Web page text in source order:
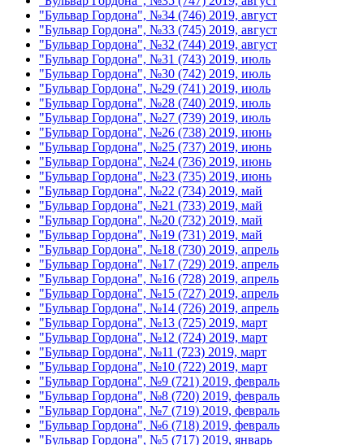
"Бульвар Гордона", №34 (746) 2019, август
"Бульвар Гордона", №33 (745) 2019, август
"Бульвар Гордона", №32 (744) 2019, август
"Бульвар Гордона", №31 (743) 2019, июль
"Бульвар Гордона", №30 (742) 2019, июль
"Бульвар Гордона", №29 (741) 2019, июль
"Бульвар Гордона", №28 (740) 2019, июль
"Бульвар Гордона", №27 (739) 2019, июль
"Бульвар Гордона", №26 (738) 2019, июнь
"Бульвар Гордона", №25 (737) 2019, июнь
"Бульвар Гордона", №24 (736) 2019, июнь
"Бульвар Гордона", №23 (735) 2019, июнь
"Бульвар Гордона", №22 (734) 2019, май
"Бульвар Гордона", №21 (733) 2019, май
"Бульвар Гордона", №20 (732) 2019, май
"Бульвар Гордона", №19 (731) 2019, май
"Бульвар Гордона", №18 (730) 2019, апрель
"Бульвар Гордона", №17 (729) 2019, апрель
"Бульвар Гордона", №16 (728) 2019, апрель
"Бульвар Гордона", №15 (727) 2019, апрель
"Бульвар Гордона", №14 (726) 2019, апрель
"Бульвар Гордона", №13 (725) 2019, март
"Бульвар Гордона", №12 (724) 2019, март
"Бульвар Гордона", №11 (723) 2019, март
"Бульвар Гордона", №10 (722) 2019, март
"Бульвар Гордона", №9 (721) 2019, февраль
"Бульвар Гордона", №8 (720) 2019, февраль
"Бульвар Гордона", №7 (719) 2019, февраль
"Бульвар Гордона", №6 (718) 2019, февраль
"Бульвар Гордона", №5 (717) 2019, январь